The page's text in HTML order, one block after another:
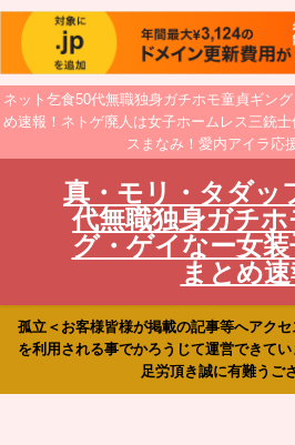
ネット乞食50代無職独身ガチホモ童貞ギン
め速報！ネトゲ廃人は女子ホームレス三銃
スまなみ！愛内アイラ応
真・モリ・タダッ
代無職独身ガチ
グ・ゲイなー女
まとめ速
孤立＜お客様皆様が掲載の記事等へアク
を利用される事でかろうじて運営できて
足労頂き誠に有難うご